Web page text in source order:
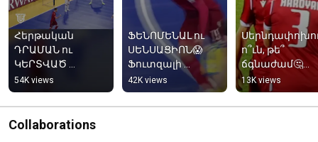
Հերթական
ԴՐԱՄԱՆ ու
ԿԵՐՏՎԱԾ
ՊԱՏՄՈՒԹՅՈՒՆԸ|
Հայաստանը
հաղթեց
Չեխիային`
54K views
ՖԵՆՈՄԵՆԱԼ ու
ՍԵՆՍԱՑԻՈՆ😱
Ֆուտզալի
Հայաստանի
հավաքականի
առաջին
42K views
ո՞ւն, թե՞
ճգնաժամ🤔
Interfootball-ի
հերթական
տեսանյութը
13K views
Collaborations